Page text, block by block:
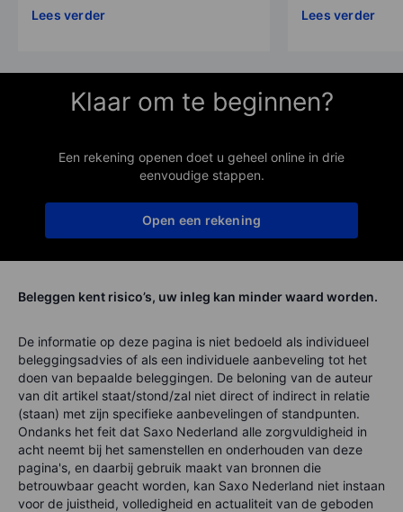
Lees verder Lees verder
Klaar om te beginnen?
Een rekening openen doet u geheel online in drie
eenvoudige stappen.
Open een rekening
Beleggen kent risico’s, uw inleg kan minder waard worden.
De informatie op deze pagina is niet bedoeld als individueel
beleggingsadvies of als een individuele aanbeveling tot het
doen van bepaalde beleggingen. De beloning van de auteur
van dit artikel staat/stond/zal niet direct of indirect in relatie
(staan) met zijn specifieke aanbevelingen of standpunten.
Ondanks het feit dat Saxo Nederland alle zorgvuldigheid in
acht neemt bij het samenstellen en onderhouden van deze
pagina's, en daarbij gebruik maakt van bronnen die
betrouwbaar geacht worden, kan Saxo Nederland niet instaan
voor de juistheid, volledigheid en actualiteit van de geboden